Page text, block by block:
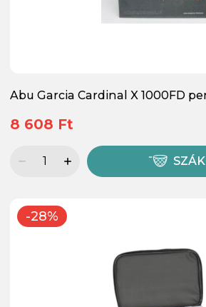
Abu Garcia Cardinal X 1000FD
8 608 Ft
-28%